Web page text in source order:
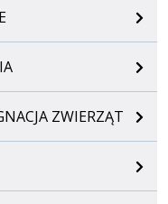
ZWIERZĄT